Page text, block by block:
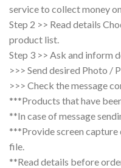
service to collect money
Step 2 >> Read details
product list.
Step 3 >> Ask and inform
>>> Send desired Photo /
>>> Check the message
***Products that have
**In case of message
***Provide screen capture
file.
**Read details before